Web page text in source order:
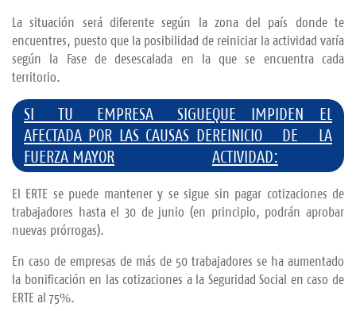
La situación será diferente según la zona del país donde te
encuentres, puesto que la posibilidad de reiniciar la actividad varía
según la Fase de desescalada en la que se encuentra cada
territorio.
SI TU EMPRESA SIGUE
AFECTADA POR LAS CAUSAS DE
FUERZA MAYOR
QUE IMPIDEN EL
REINICIO DE LA
ACTIVIDAD:
El ERTE se puede mantener y se sigue sin pagar cotizaciones de
trabajadores hasta el 30 de junio (en principio, podrán aprobar
nuevas prórrogas).
En caso de empresas de más de 50 trabajadores se ha aumentado
la bonificación en las cotizaciones a la Seguridad Social en caso de
ERTE al 75%.